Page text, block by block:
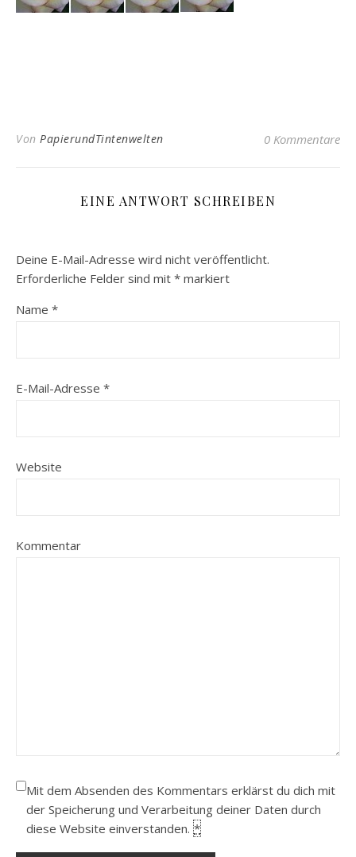
Von PapierundTintenwelten 0 Kommentare
EINE ANTWORT SCHREIBEN
Deine E-Mail-Adresse wird nicht veröffentlicht.
Erforderliche Felder sind mit * markiert
Name *
E-Mail-Adresse *
Website
Kommentar
Mit dem Absenden des Kommentars erklärst du dich mit
der Speicherung und Verarbeitung deiner Daten durch
diese Website einverstanden. *